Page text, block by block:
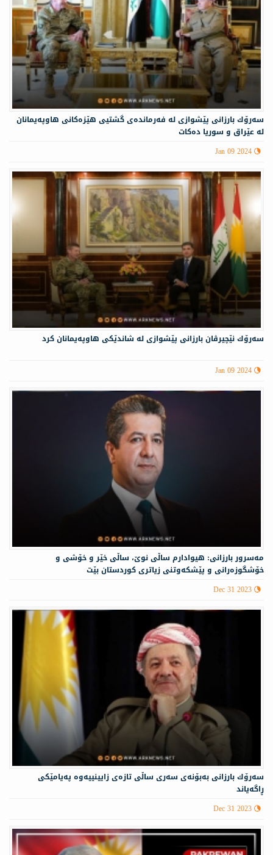
سه‌رۆك بارزانى پێشوازى لە فه‌رمانده‌ی گشتیی هێزه‌كانی هاوپه‌یمانان
لە عێراق و سوریا دەکات
Jan 09 2024
سه‌رۆك نێچيرڤان بارزانى پێشوازى له‌ شاندێكی هاوپه‌یمانان كرد
Jan 09 2024
مه‌سرور بارزانی: هیوادارم ساڵی نوێ، ساڵی خێر و خۆشی و
خۆشگوزەرانی و پێشکەوتنی زیاتری کوردستان بێت
Dec 31 2023
سەرۆك بارزانی بەبۆنەی سەری ساڵی تازەی زایینییه‌وه‌ په‌یامێكی
ڕاگه‌یاند
Dec 31 2023